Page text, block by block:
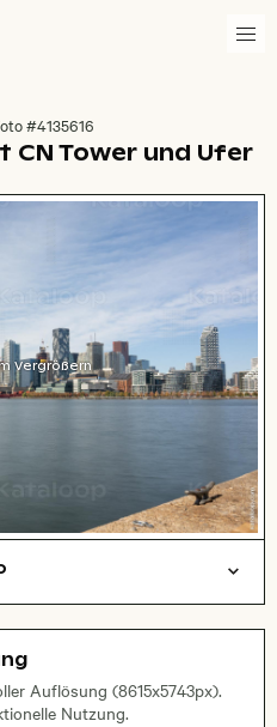
#4135616
CN Tower und Ufer
Vergrößern
springen
Auflösung (8615x5743px).
Nutzung.